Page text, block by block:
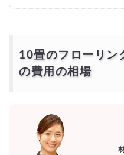
ポイント
DIYでお得に10畳のフロ
め床材
賃貸でも張替え可能な「イージ
実績が豊富
アフターサービス
瑕疵保険加入会社
10畳のフローリングの
10畳のフローリン
の費用の相場